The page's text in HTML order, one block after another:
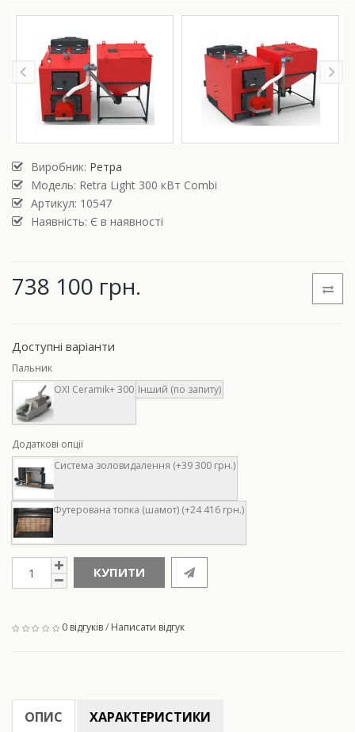
Виробник: Ретра
Модель: Retra Light 300 кВт Combi
Артикул: 10547
Наявність: Є в наявності
738 100 грн.
Доступні варіанти
Пальник
OXI Ceramik+ 300 Інший (по запиту)
Додаткові опції
Система золовидалення (+39 300 грн.)
Футерована топка (шамот) (+24 416 грн.)
КУПИТИ
0 відгуків/ Написати відгук
ОПИС ХАРАКТЕРИСТИКИ